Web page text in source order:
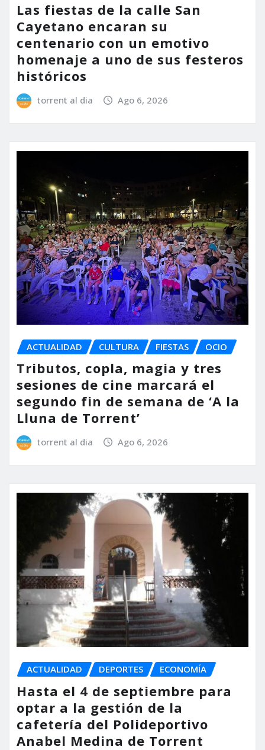
Las fiestas de la calle San
Cayetano encaran su
centenario con un emotivo
homenaje a uno de sus festeros
históricos
torrent al dia Ago 6, 2026
ACTUALIDAD CULTURA FIESTAS OCIO
Tributos, copla, magia y tres
sesiones de cine marcará el
segundo fin de semana de ‘A la
Lluna de Torrent’
torrent al dia Ago 6, 2026
ACTUALIDAD DEPORTES ECONOMÍA
Hasta el 4 de septiembre para
optar a la gestión de la
cafetería del Polideportivo
Anabel Medina de Torrent